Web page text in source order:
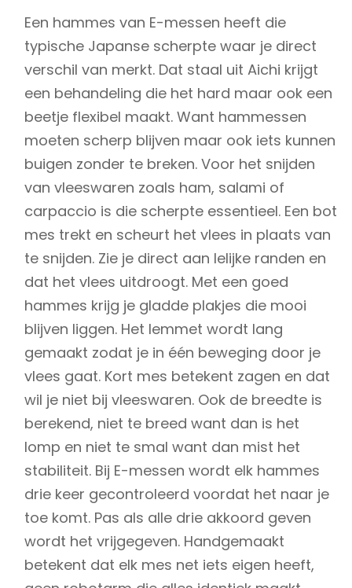
Een hammes van E-messen heeft die
typische Japanse scherpte waar je direct
verschil van merkt. Dat staal uit Aichi krijgt
een behandeling die het hard maar ook een
beetje flexibel maakt. Want hammessen
moeten scherp blijven maar ook iets kunnen
buigen zonder te breken. Voor het snijden
van vleeswaren zoals ham, salami of
carpaccio is die scherpte essentieel. Een bot
mes trekt en scheurt het vlees in plaats van
te snijden. Zie je direct aan lelijke randen en
dat het vlees uitdroogt. Met een goed
hammes krijg je gladde plakjes die mooi
blijven liggen. Het lemmet wordt lang
gemaakt zodat je in één beweging door je
vlees gaat. Kort mes betekent zagen en dat
wil je niet bij vleeswaren. Ook de breedte is
berekend, niet te breed want dan is het
lomp en niet te smal want dan mist het
stabiliteit. Bij E-messen wordt elk hammes
drie keer gecontroleerd voordat het naar je
toe komt. Pas als alle drie akkoord geven
wordt het vrijgegeven. Handgemaakt
betekent dat elk mes net iets eigen heeft,